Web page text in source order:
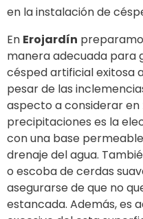
en la instalación de
En Erojardín
manera adecuada para
césped artificial exitosa
pesar de las
aspecto a considerar
precipitaciones es la
con una base
drenaje del agua.
o escoba de cerdas
asegurarse de que no
estancada. Además, es